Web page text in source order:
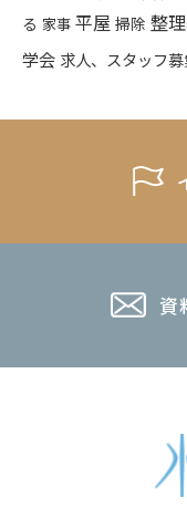
る 家事 平屋 掃除 整
学会 求人、スタッフ
資